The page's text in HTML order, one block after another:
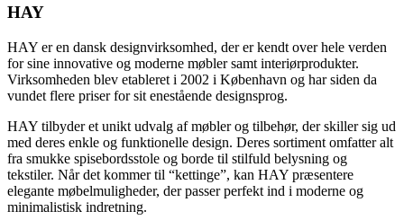
HAY
HAY er en dansk designvirksomhed, der er kendt over hele verden
for sine innovative og moderne møbler samt interiørprodukter.
Virksomheden blev etableret i 2002 i København og har siden da
vundet flere priser for sit enestående designsprog.
HAY tilbyder et unikt udvalg af møbler og tilbehør, der skiller sig ud
med deres enkle og funktionelle design. Deres sortiment omfatter alt
fra smukke spisebordsstole og borde til stilfuld belysning og
tekstiler. Når det kommer til “kettinge”, kan HAY præsentere
elegante møbelmuligheder, der passer perfekt ind i moderne og
minimalistisk indretning.